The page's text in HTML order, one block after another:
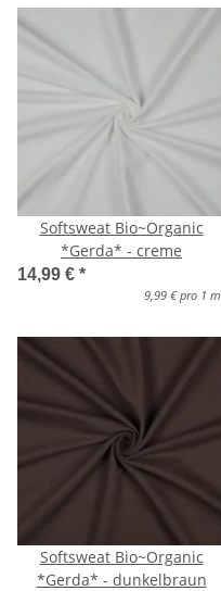
Softsweat Bio~Organic
*Gerda* - creme
14,99 € *
9,99 € pro 1 m
Softsweat Bio~Organic
*Gerda* - dunkelbraun